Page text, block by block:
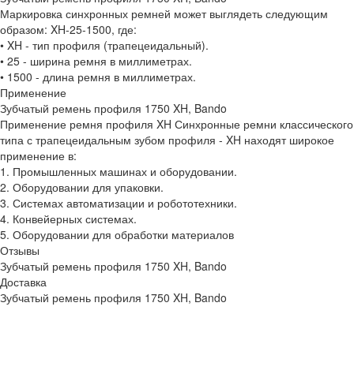
Маркировка синхронных ремней может выглядеть следующим
образом: XH-25-1500, где:
• XH - тип профиля (трапецеидальный).
• 25 - ширина ремня в миллиметрах.
• 1500 - длина ремня в миллиметрах.
Применение
Зубчатый ремень профиля 1750 XH, Bando
Применение ремня профиля XH Синхронные ремни классического
типа с трапецеидальным зубом профиля - XH находят широкое
применение в:
1. Промышленных машинах и оборудовании.
2. Оборудовании для упаковки.
3. Системах автоматизации и робототехники.
4. Конвейерных системах.
5. Оборудовании для обработки материалов
Отзывы
Зубчатый ремень профиля 1750 XH, Bando
Доставка
Зубчатый ремень профиля 1750 XH, Bando